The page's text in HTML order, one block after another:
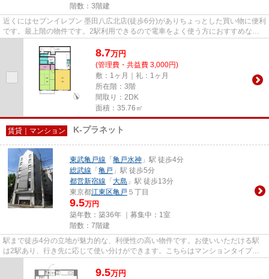
階数：3階建
近くにはセブンイレブン 墨田八広北店(徒歩6分)がありちょっとした買い物に便利
です。最上階の物件です。2駅利用できるので電車をよく使う方におすすめな物
8.7万円
(管理費・共益費 3,000円)
敷：1ヶ月｜礼：1ヶ月
所在階：3階
間取り：2DK
面積：35.76㎡
賃貸｜マンション K-プラネット
東武亀戸線 「 亀戸水神 」駅 徒歩4分
総武線 「 亀戸 」駅 徒歩5分
都営新宿線 「 大島 」駅 徒歩13分
東京都江東区亀戸 ５丁目
9.5万円
築年数：築36年 ｜募集中： 1室
階数：7階建
駅まで徒歩4分の立地が魅力的な、利便性の高い物件です。お使いいただける駅
は2駅あり、行き先に応じて使い分けができます。こちらはマンションタイプに
9.5万円